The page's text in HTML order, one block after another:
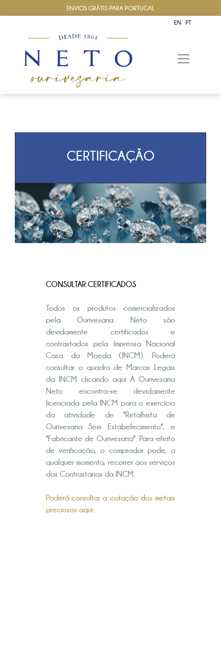
ENVIOS GRÁTIS PARA PORTUGAL
EN PT
CERTIFICAÇÃO
CONSULTAR CERTIFICADOS
Todos os produtos comercializados
pela Ourivesaria Neto são
devidamente certificados e
contrastados pela Imprensa Nacional
Casa da Moeda (INCM). Poderá
consultar o quadro de Marcas Legais
da INCM clicando aqui A Ourivesaria
Neto encontra-se devidamente
licenciada pela INCM para o exercício
da atividade de "Retalhista de
Ourivesaria Sem Estabelecimento", e
"Fabricante de Ourivesaria". Para efeito
de verificação, o comprador pode, a
qualquer momento, recorrer aos serviços
das Contrastarias da INCM.
Poderá consultar a cotação dos metais
preciosos aqui.